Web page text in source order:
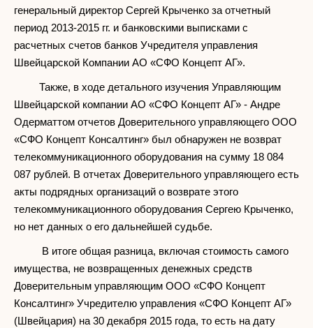
генеральный директор Сергей Крыченко за отчетный
период 2013-2015 гг. и банковскими выписками с
расчетных счетов банков Учредителя управления
Швейцарской Компании АО «СФО Концепт АГ».
Также, в ходе детального изучения Управляющим
Швейцарской компании АО «СФО Концепт АГ» - Андре
Одерматтом отчетов Доверительного управляющего ООО
«СФО Концепт Консалтинг» был обнаружен не возврат
телекоммуникационного оборудования на сумму 18 084
087 рублей. В отчетах Доверительного управляющего есть
акты подрядных организаций о возврате этого
телекоммуникационного оборудования Сергею Крыченко,
но нет данных о его дальнейшей судьбе.
В итоге общая разница, включая стоимость самого
имущества, не возвращенных денежных средств
Доверительным управляющим ООО «СФО Концепт
Консалтинг» Учредителю управления «СФО Концепт АГ»
(Швейцария) на 30 декабря 2015 года, то есть на дату